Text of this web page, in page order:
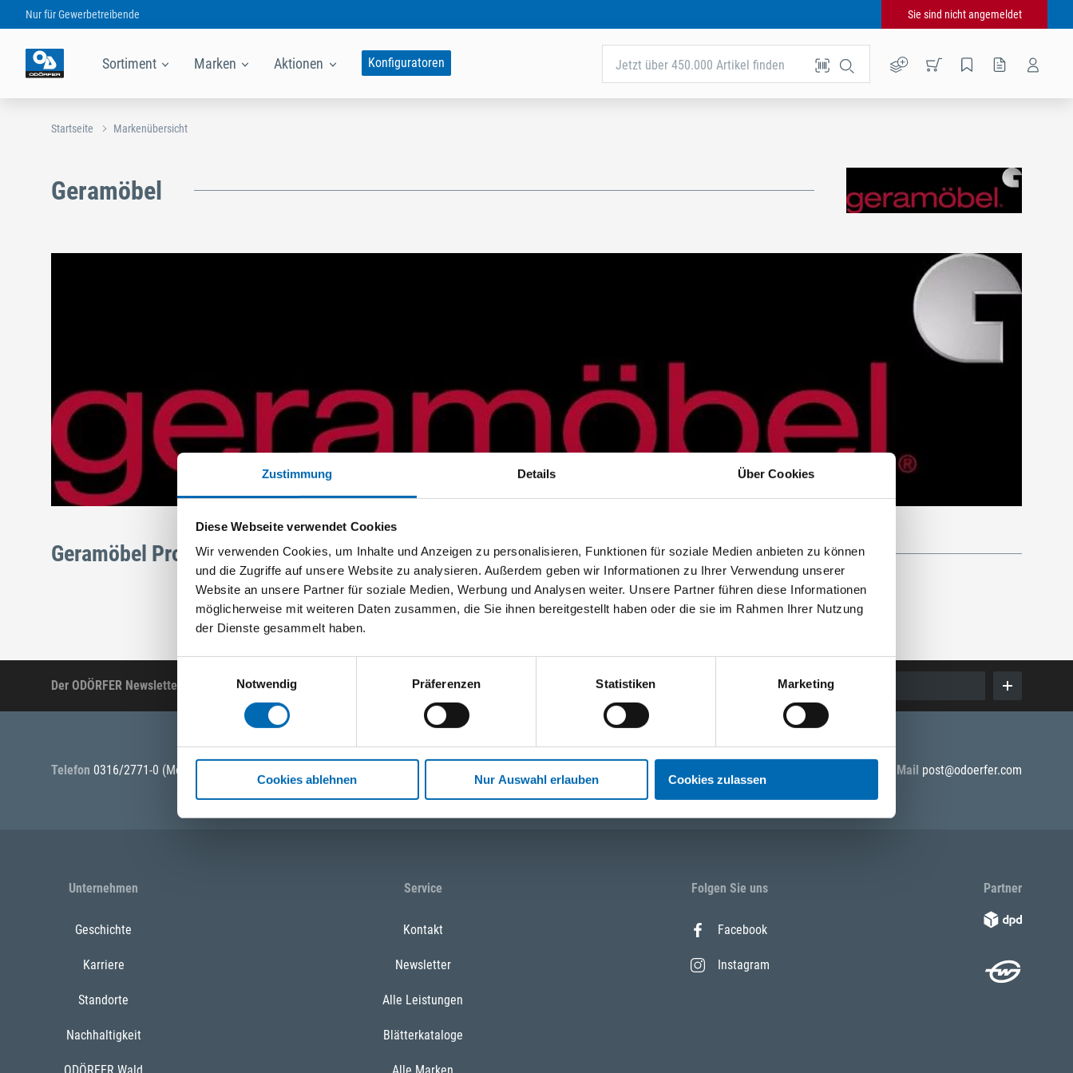
Zustimmung Details Über Cookies
Diese Webseite verwendet Cookies
Wir verwenden Cookies, um Inhalte und Anzeigen zu personalisieren, Funktionen für soziale Medien anbieten zu können
und die Zugriffe auf unsere Website zu analysieren. Außerdem geben wir Informationen zu Ihrer Verwendung unserer
Website an unsere Partner für soziale Medien, Werbung und Analysen weiter. Unsere Partner führen diese Informationen
möglicherweise mit weiteren Daten zusammen, die Sie ihnen bereitgestellt haben oder die sie im Rahmen Ihrer Nutzung
der Dienste gesammelt haben.
Einwilligungsauswahl
Notwendig
Präferenzen Statistiken Marketing
Cookies ablehnen Nur Auswahl erlauben Cookies zulassen
Nur fürGewerbetreibende Sie sind nicht angemeldet
Sortiment Marken Aktionen Konfiguratoren Jetzt über 450.000 Artikel finden
Startseite Markenübersicht
Geramöbel
Geramöbel Produkte
Der ODÖRFER Newsletter Produktneuheiten, Aktionen und Anwendungen. Bleiben Sie über Ihre Themen informiert! E-Mail eingeben
Telefon 0316/2771-0 (Mo - Do: 07:30 - 17:00 Uhr Fr: 07:30 - 13:00 Uhr) E-Mail post@odoerfer.com
Unternehmen
Geschichte
Karriere
Standorte
Nachhaltigkeit
ODÖRFER Wald
Service
Kontakt
Newsletter
Alle Leistungen
Blätterkataloge
Alle Marken
Folgen Sie uns
Facebook
Instagram
Partner